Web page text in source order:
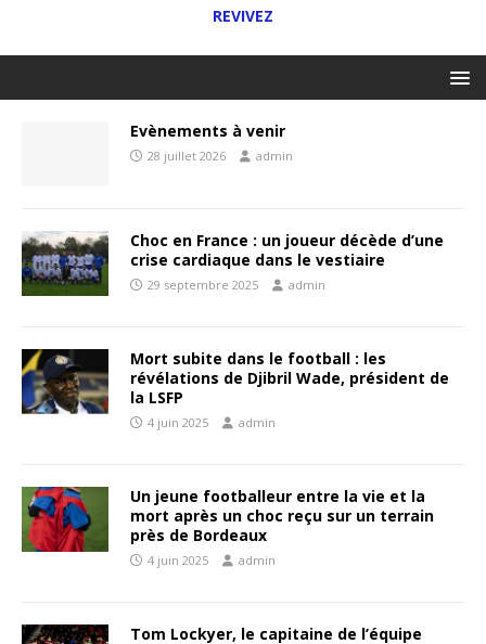
REVIVEZ
Evènements à venir
28 juillet 2026 admin
Choc en France : un joueur décède d’une
crise cardiaque dans le vestiaire
29 septembre 2025 admin
Mort subite dans le football : les
révélations de Djibril Wade, président de
la LSFP
4 juin 2025 admin
Un jeune footballeur entre la vie et la
mort après un choc reçu sur un terrain
près de Bordeaux
4 juin 2025 admin
Tom Lockyer, le capitaine de l’équipe